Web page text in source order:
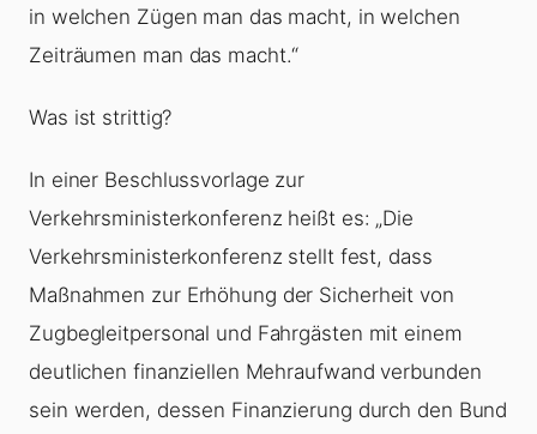
in welchen Zügen man das macht, in welchen
Zeiträumen man das macht.“
Was ist strittig?
In einer Beschlussvorlage zur
Verkehrsministerkonferenz heißt es: „Die
Verkehrsministerkonferenz stellt fest, dass
Maßnahmen zur Erhöhung der Sicherheit von
Zugbegleitpersonal und Fahrgästen mit einem
deutlichen finan­ziellen Mehraufwand verbunden
sein werden, dessen Finanzierung durch den Bund